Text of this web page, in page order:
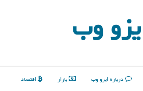
وب
درباره ایزو وب بازار اقتصاد